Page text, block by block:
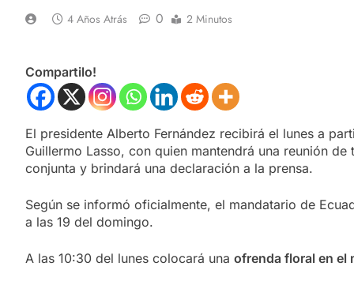
4 Años Atrás 0 2 Minutos
Compartilo!
El presidente Alberto Fernández recibirá el lunes a
Guillermo Lasso, con quien mantendrá una reunión
conjunta y brindará una declaración a la prensa.
Según se informó oficialmente, el mandatario de
a las 19 del domingo.
A las 10:30 del lunes colocará una ofrenda floral en el